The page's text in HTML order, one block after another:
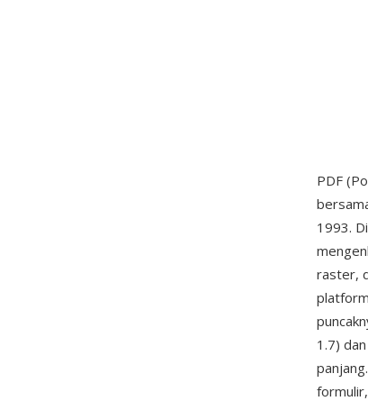
PDF
1993.
raster,
1.7)